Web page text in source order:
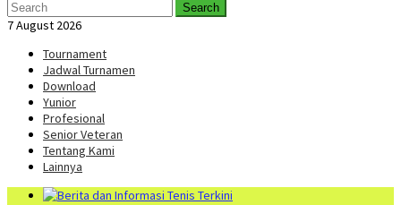
Search
7 August 2026
Tournament
Jadwal Turnamen
Download
Yunior
Profesional
Senior Veteran
Tentang Kami
Lainnya